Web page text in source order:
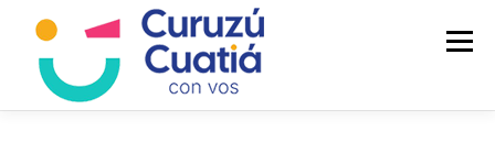
contenido
Menú